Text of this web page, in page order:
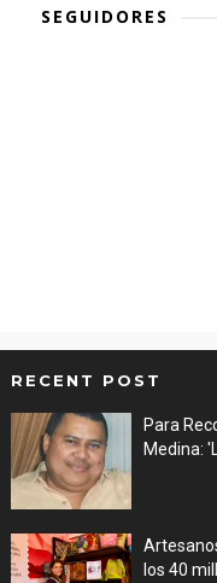
SEGUIDORES
RECENT POST
Para
Medina:
los 40